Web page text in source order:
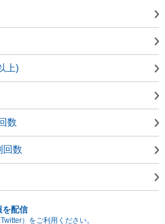
上)
数
回数
を配信
）をご利用ください。